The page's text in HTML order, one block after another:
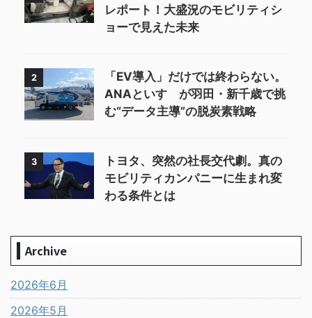
レポート！大盛況のモビリティシ
ョーで見えた未来
2
「EV導入」だけでは終わらない。
ANAといすゞが羽田・新千歳で挑
む“データ主導”の脱炭素戦略
3
トヨタ、突然の社長交代劇。真の
モビリティカンパニーに生まれ変
わる条件とは
Archive
2026年6月
2026年5月